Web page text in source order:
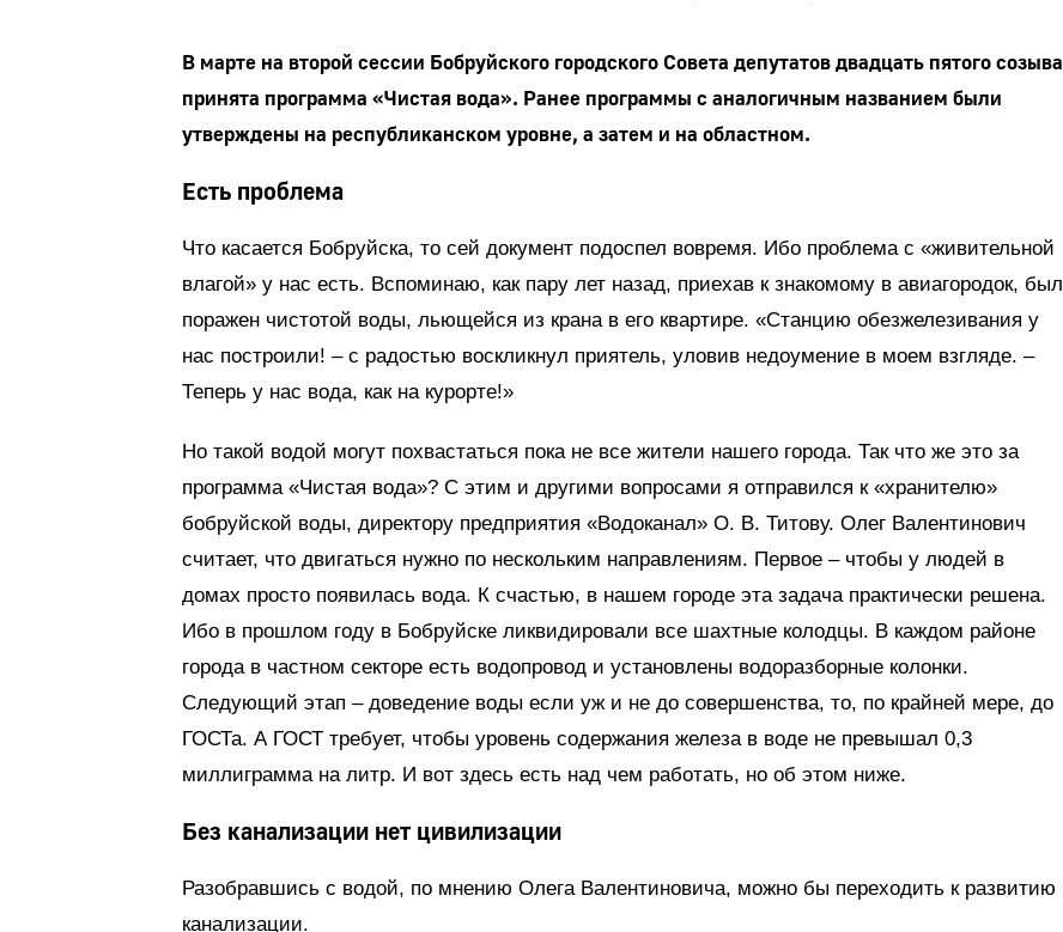
В марте на второй сессии Бобруйского городского Совета депутатов двадцать пятого созыва
принята программа «Чистая вода». Ранее программы с аналогичным названием были
утверждены на республиканском уровне, а затем и на областном.
Есть проблема
Что касается Бобруйска, то сей документ подоспел вовремя. Ибо проблема с «живительной
влагой» у нас есть. Вспоминаю, как пару лет назад, приехав к знакомому в авиагородок, был
поражен чистотой воды, льющейся из крана в его квартире. «Станцию обезжелезивания у
нас построили! – с радостью воскликнул приятель, уловив недоумение в моем взгляде. –
Теперь у нас вода, как на курорте!»
Но такой водой могут похвастаться пока не все жители нашего города. Так что же это за
программа «Чистая вода»? С этим и другими вопросами я отправился к «хранителю»
бобруйской воды, директору предприятия «Водоканал» О. В. Титову. Олег Валентинович
считает, что двигаться нужно по нескольким направлениям. Первое – чтобы у людей в
домах просто появилась вода. К счастью, в нашем городе эта задача практически решена.
Ибо в прошлом году в Бобруйске ликвидировали все шахтные колодцы. В каждом районе
города в частном секторе есть водопровод и установлены водоразборные колонки.
Следующий этап – доведение воды если уж и не до совершенства, то, по крайней мере, до
ГОСТа. А ГОСТ требует, чтобы уровень содержания железа в воде не превышал 0,3
миллиграмма на литр. И вот здесь есть над чем работать, но об этом ниже.
Без канализации нет цивилизации
Разобравшись с водой, по мнению Олега Валентиновича, можно бы переходить к развитию
канализации.